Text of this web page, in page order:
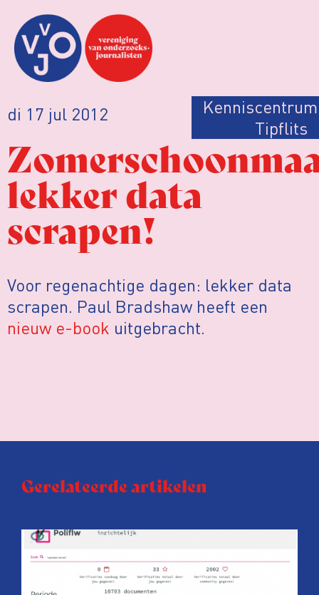
di 17 jul 2012 Kenniscentrum
Tipflits
lekker data
scrapen!
Voor regenachtige dagen: lekker data
scrapen. Paul Bradshaw heeft een
nieuw e-book uitgebracht.
Gerelateerde artikelen